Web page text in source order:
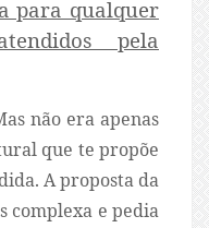
para qualquer
pela
não era apenas
que te propõe
A proposta da
complexa e pedia